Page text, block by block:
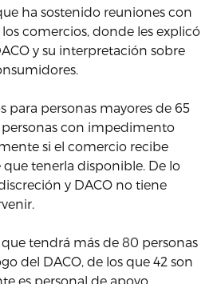
ha sostenido reuniones con
comercios, donde les explicó
y su interpretación sobre
para personas mayores de 65
personas con impedimento
si el comercio recibe
tenerla disponible. De lo
y DACO no tiene
tendrá más de 80 personas
del DACO, de los que 42 son
es personal de apoyo.